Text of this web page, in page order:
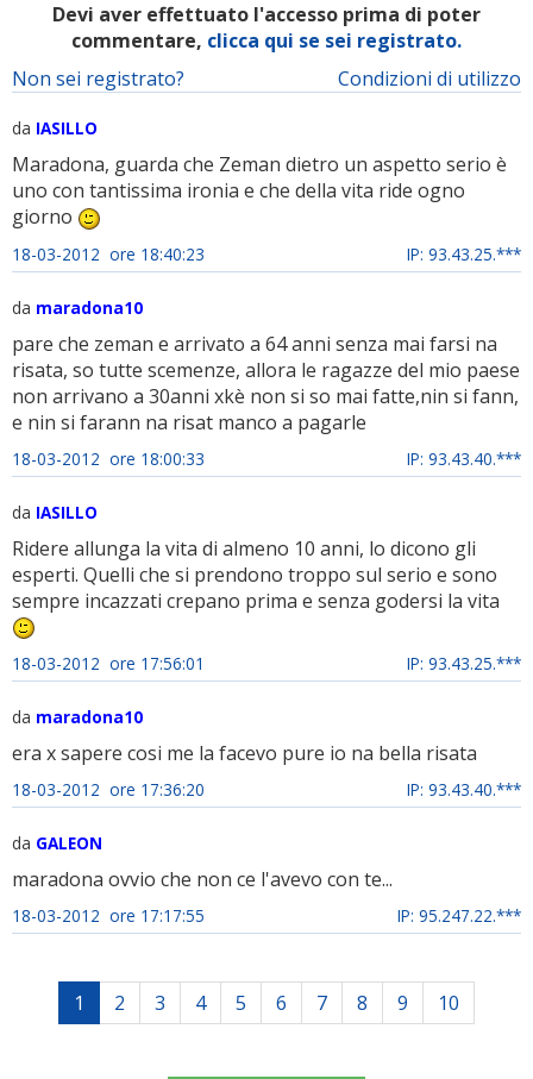
Devi aver effettuato l'accesso prima di poter
commentare, clicca qui se sei registrato.
Condizioni di utilizzo
Non sei registrato?
da IASILLO
Maradona, guarda che Zeman dietro un aspetto serio è
uno con tantissima ironia e che della vita ride ogno
giorno
18-03-2012 ore 18:40:23 IP: 93.43.25.***
da maradona10
pare che zeman e arrivato a 64 anni senza mai farsi na
risata, so tutte scemenze, allora le ragazze del mio paese
non arrivano a 30anni xkè non si so mai fatte,nin si fann,
e nin si farann na risat manco a pagarle
18-03-2012 ore 18:00:33 IP: 93.43.40.***
da IASILLO
Ridere allunga la vita di almeno 10 anni, lo dicono gli
esperti. Quelli che si prendono troppo sul serio e sono
sempre incazzati crepano prima e senza godersi la vita
18-03-2012 ore 17:56:01 IP: 93.43.25.***
da maradona10
era x sapere cosi me la facevo pure io na bella risata
18-03-2012 ore 17:36:20 IP: 93.43.40.***
da GALEON
maradona ovvio che non ce l'avevo con te...
18-03-2012 ore 17:17:55 IP: 95.247.22.***
1 2 3 4 5 6 7 8 9 10